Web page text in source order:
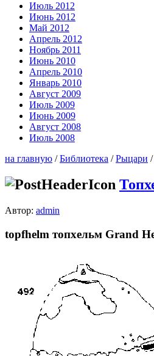
Июль 2012
Июнь 2012
Май 2012
Апрель 2012
Ноябрь 2011
Июнь 2010
Апрель 2010
Январь 2010
Август 2009
Июль 2009
Июнь 2009
Август 2008
Июль 2008
на главную /Библиотека /Рыцари
Автор: admin
topfhelm топхельм Grand